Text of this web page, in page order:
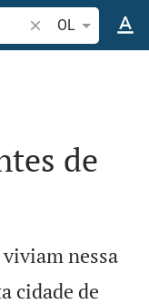
Pesquise
OL
de
nessa
cidade de